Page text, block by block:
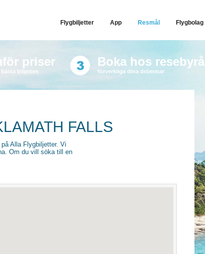
Flygbiljetter App Resmål Flygbolag
priser
bästa biljetten
Boka hos resebyrå
förverkliga dina drömmar
FALLS
Alla Flygbiljetter. Vi
Om du vill söka till en